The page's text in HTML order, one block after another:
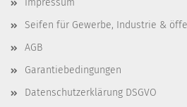
Impressum
Seifen für Gewerbe, Industrie &
AGB
Garantiebedingungen
Datenschutzerklärung DSGVO